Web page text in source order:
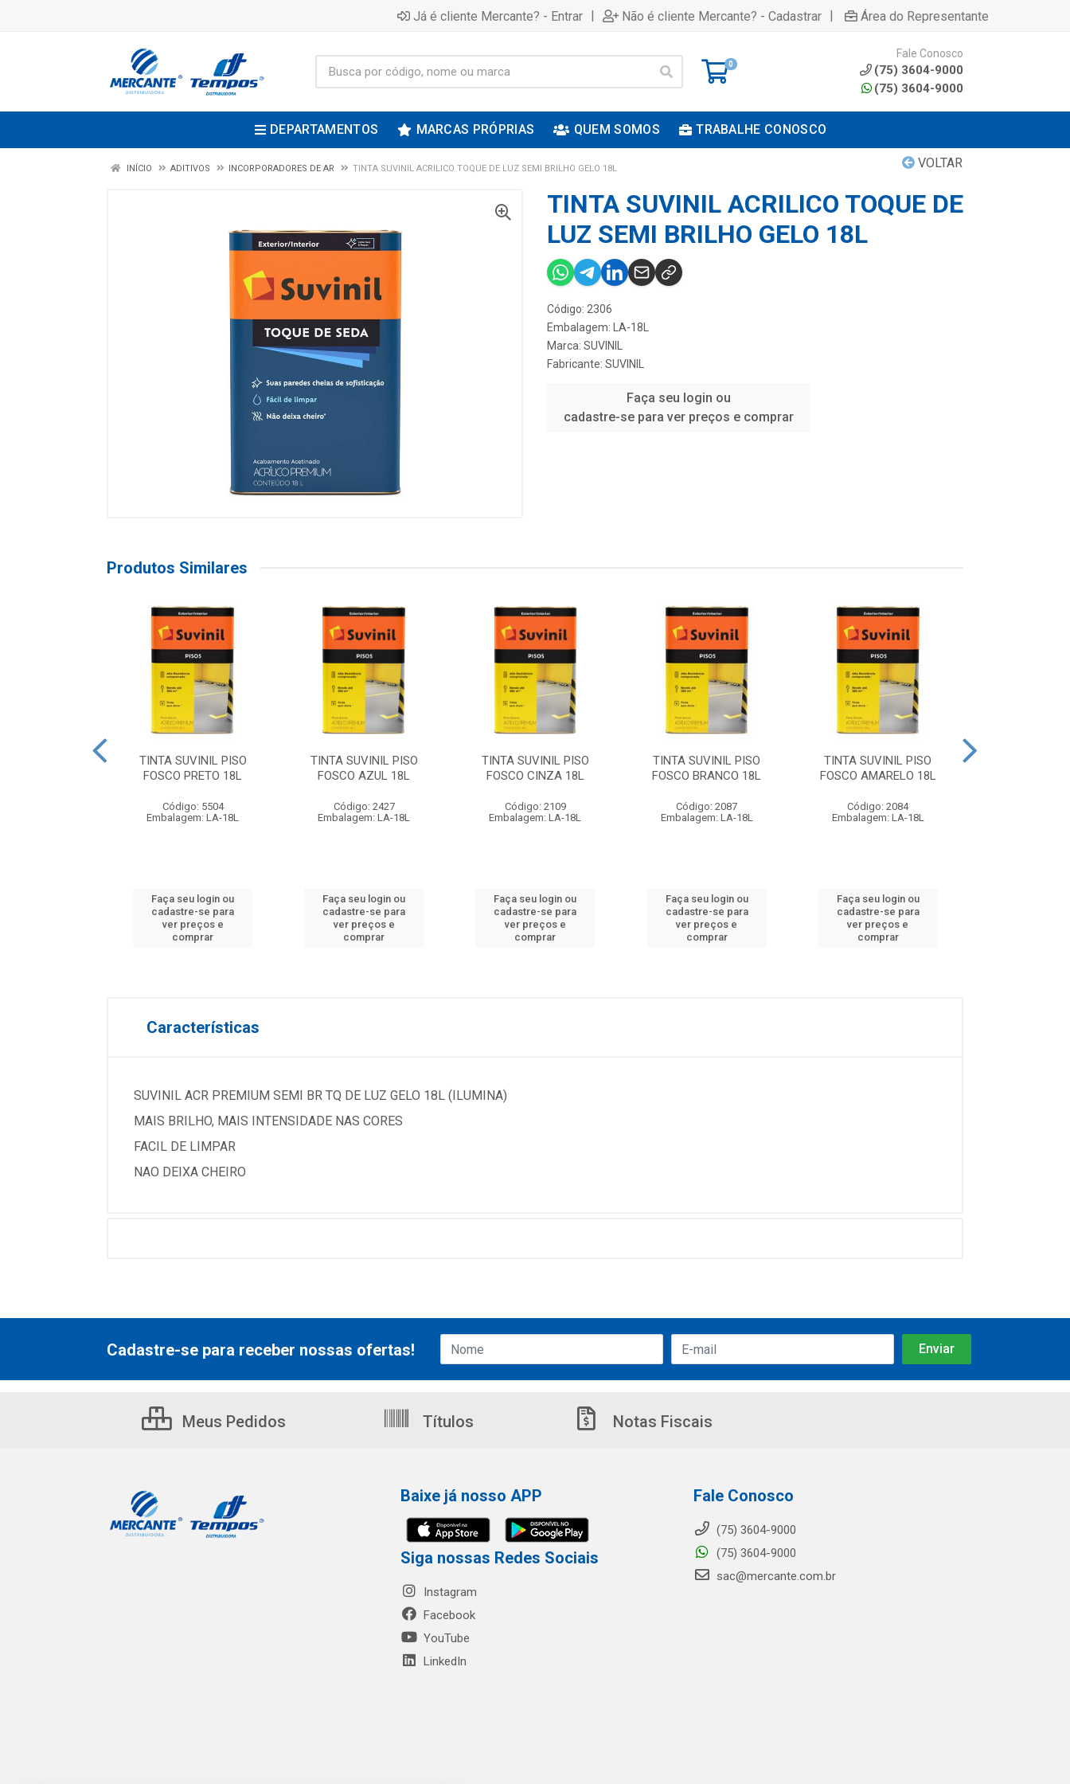
Já é cliente Mercante? - Entrar | Não é cliente Mercante? - Cadastrar | Área do Representante
0
Fale Conosco
(75) 3604-9000
(75) 3604-9000
DEPARTAMENTOS MARCAS PRÓPRIAS QUEM SOMOS TRABALHE CONOSCO
VOLTAR
INÍCIO ADITIVOS INCORPORADORES DE AR TINTA SUVINIL ACRILICO TOQUE DE LUZ SEMI BRILHO GELO 18L
TINTA SUVINIL ACRILICO TOQUE DE
LUZ SEMI BRILHO GELO 18L
Código: 2306
Embalagem: LA-18L
Marca: SUVINIL
Fabricante: SUVINIL
Faça seu login ou
cadastre-se para ver preços e comprar
Produtos Similares
TINTA SUVINIL PISO
FOSCO PRETO 18L
Código: 5504
Embalagem: LA-18L
Faça seu login ou
cadastre-se para
ver preços e
comprar
TINTA SUVINIL PISO
FOSCO AZUL 18L
Código: 2427
Embalagem: LA-18L
Faça seu login ou
cadastre-se para
ver preços e
comprar
TINTA SUVINIL PISO
FOSCO CINZA 18L
Código: 2109
Embalagem: LA-18L
Faça seu login ou
cadastre-se para
ver preços e
comprar
TINTA SUVINIL PISO
FOSCO BRANCO 18L
Código: 2087
Embalagem: LA-18L
Faça seu login ou
cadastre-se para
ver preços e
comprar
TINTA SUVINIL PISO
FOSCO AMARELO 18L
Código: 2084
Embalagem: LA-18L
Faça seu login ou
cadastre-se para
ver preços e
comprar
Características
SUVINIL ACR PREMIUM SEMI BR TQ DE LUZ GELO 18L (ILUMINA)
MAIS BRILHO, MAIS INTENSIDADE NAS CORES
FACIL DE LIMPAR
NAO DEIXA CHEIRO
Cadastre-se para receber nossas ofertas!
Meus Pedidos Títulos Notas Fiscais
Baixe já nosso APP
Siga nossas Redes Sociais
Instagram
Facebook
YouTube
LinkedIn
Fale Conosco
(75) 3604-9000
(75) 3604-9000
sac@mercante.com.br